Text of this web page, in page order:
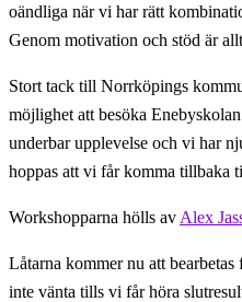
oändliga när vi har rätt
Genom motivation och stöd är
Stort tack till Norrköpings
möjlighet att besöka
underbar upplevelse och vi har
hoppas att vi får komma tillbaka
Workshopparna hölls av Alex
Låtarna kommer nu att bearbetas
inte vänta tills vi får höra